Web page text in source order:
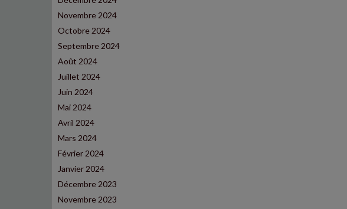
Novembre 2024
Octobre 2024
Septembre 2024
Août 2024
Juillet 2024
Juin 2024
Mai 2024
Avril 2024
Mars 2024
Février 2024
Janvier 2024
Décembre 2023
Novembre 2023